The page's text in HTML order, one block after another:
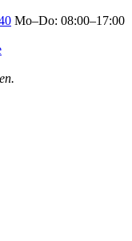
Mo–Do: 08:00–17:00